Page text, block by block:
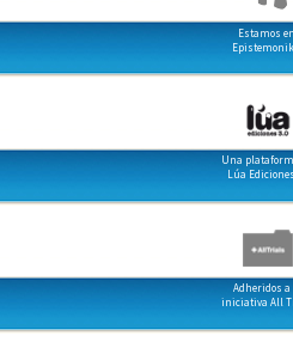
Estamos
Una
Lúa
Adheridos a
iniciativa All